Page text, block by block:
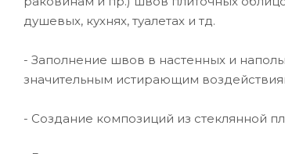
душевых, кухнях, туалетах и тд.
- Заполнение швов в настенных и
значительным истирающим
- Создание композиций из стеклянной